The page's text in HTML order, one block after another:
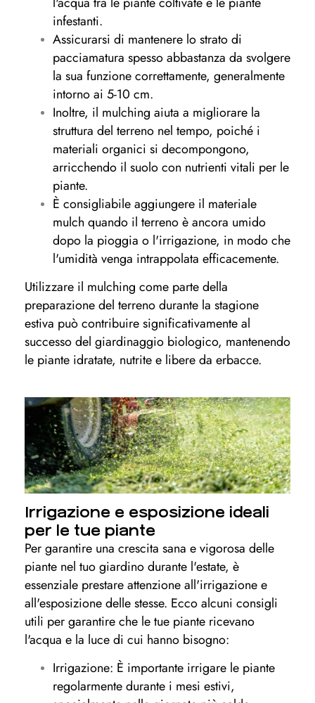
infestanti.
Assicurarsi di mantenere lo strato di
pacciamatura spesso abbastanza da svolgere
la sua funzione correttamente, generalmente
intorno ai 5-10 cm.
Inoltre, il mulching aiuta a migliorare la
struttura del terreno nel tempo, poiché i
materiali organici si decompongono,
arricchendo il suolo con nutrienti vitali per le
piante.
È consigliabile aggiungere il materiale
mulch quando il terreno è ancora umido
dopo la pioggia o l'irrigazione, in modo che
l'umidità venga intrappolata efficacemente.
Utilizzare il mulching come parte della
preparazione del terreno durante la stagione
estiva può contribuire significativamente al
successo del giardinaggio biologico, mantenendo
le piante idratate, nutrite e libere da erbacce.
Irrigazione e esposizione ideali
per le tue piante
Per garantire una crescita sana e vigorosa delle
piante nel tuo giardino durante l'estate, è
essenziale prestare attenzione all'irrigazione e
all'esposizione delle stesse. Ecco alcuni consigli
utili per garantire che le tue piante ricevano
l'acqua e la luce di cui hanno bisogno:
Irrigazione: È importante irrigare le piante
regolarmente durante i mesi estivi,